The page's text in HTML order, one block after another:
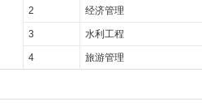
2 经济管理
3 水利工程
4 旅游管理